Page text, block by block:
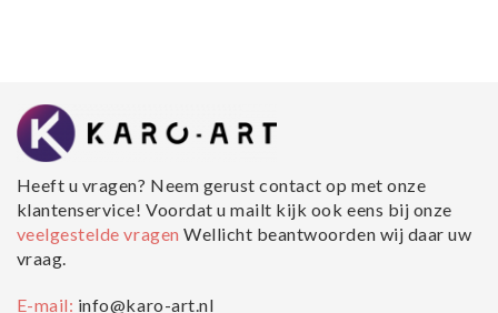
Heeft u vragen? Neem gerust contact op met onze
klantenservice! Voordat u mailt kijk ook eens bij onze
veelgestelde vragenWellicht beantwoorden wij daar uw
vraag.
E-mail: info@karo-art.nl